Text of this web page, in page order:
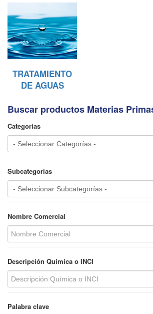
TRATAMIENTO
DE AGUAS
Buscar productos Materias
Categorías
Subcategorías
Nombre Comercial
Descripción Química o INCI
Palabra clave